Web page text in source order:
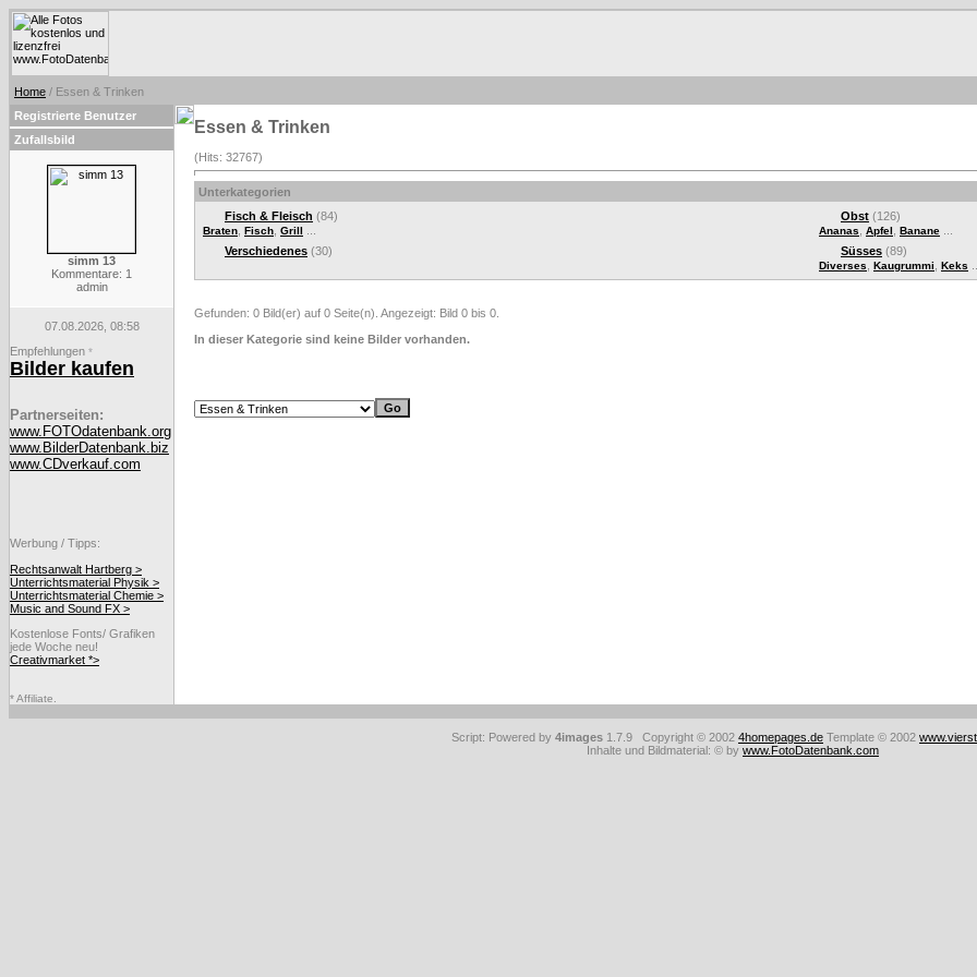
Home / Essen & Trinken
Registrierte Benutzer
Zufallsbild
simm 13
Kommentare: 1
admin
07.08.2026, 08:58
Empfehlungen *
Bilder kaufen
Partnerseiten:
www.FOTOdatenbank.org
www.BilderDatenbank.biz
www.CDverkauf.com
Werbung / Tipps:
Rechtsanwalt Hartberg >
Unterrichtsmaterial Physik >
Unterrichtsmaterial Chemie >
Music and Sound FX >
Kostenlose Fonts/ Grafiken
jede Woche neu!
Creativmarket *>
* Affiliate.
Essen & Trinken
(Hits: 32767)
Unterkategorien
Fisch & Fleisch (84)
Braten Fisch Grill
Verschiedenes (30)
Obst (126)
Ananas Apfel Banane
Süsses (89)
Diverses Kaugrummi Keks
Gefunden: 0 Bild(er) auf 0 Seite(n). Angezeigt: Bild 0 bis 0.
In dieser Kategorie sind keine Bilder vorhanden.
Script: Powered by 4images 1.7.9 Copyright © 2002 4homepages.de Template © 2002
Inhalte und Bildmaterial: © by www.FotoDatenbank.com